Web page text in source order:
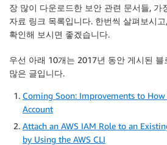
장 많이 다운로드한 보안 관련 문서들, 가
자료 링크 목록입니다. 한번씩 살펴보시
확인해 보시면 좋겠습니다.
우선 아래 10개는 2017년 동안 게시된
많은 글입니다.
Coming Soon: Improvements to How
Account
Attach an AWS IAM Role to an
by Using the AWS CLI